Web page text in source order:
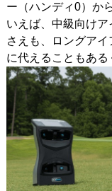
ー（ハンディ0）か
いえば、中級向け
さえも、ロングア
に代えることもある